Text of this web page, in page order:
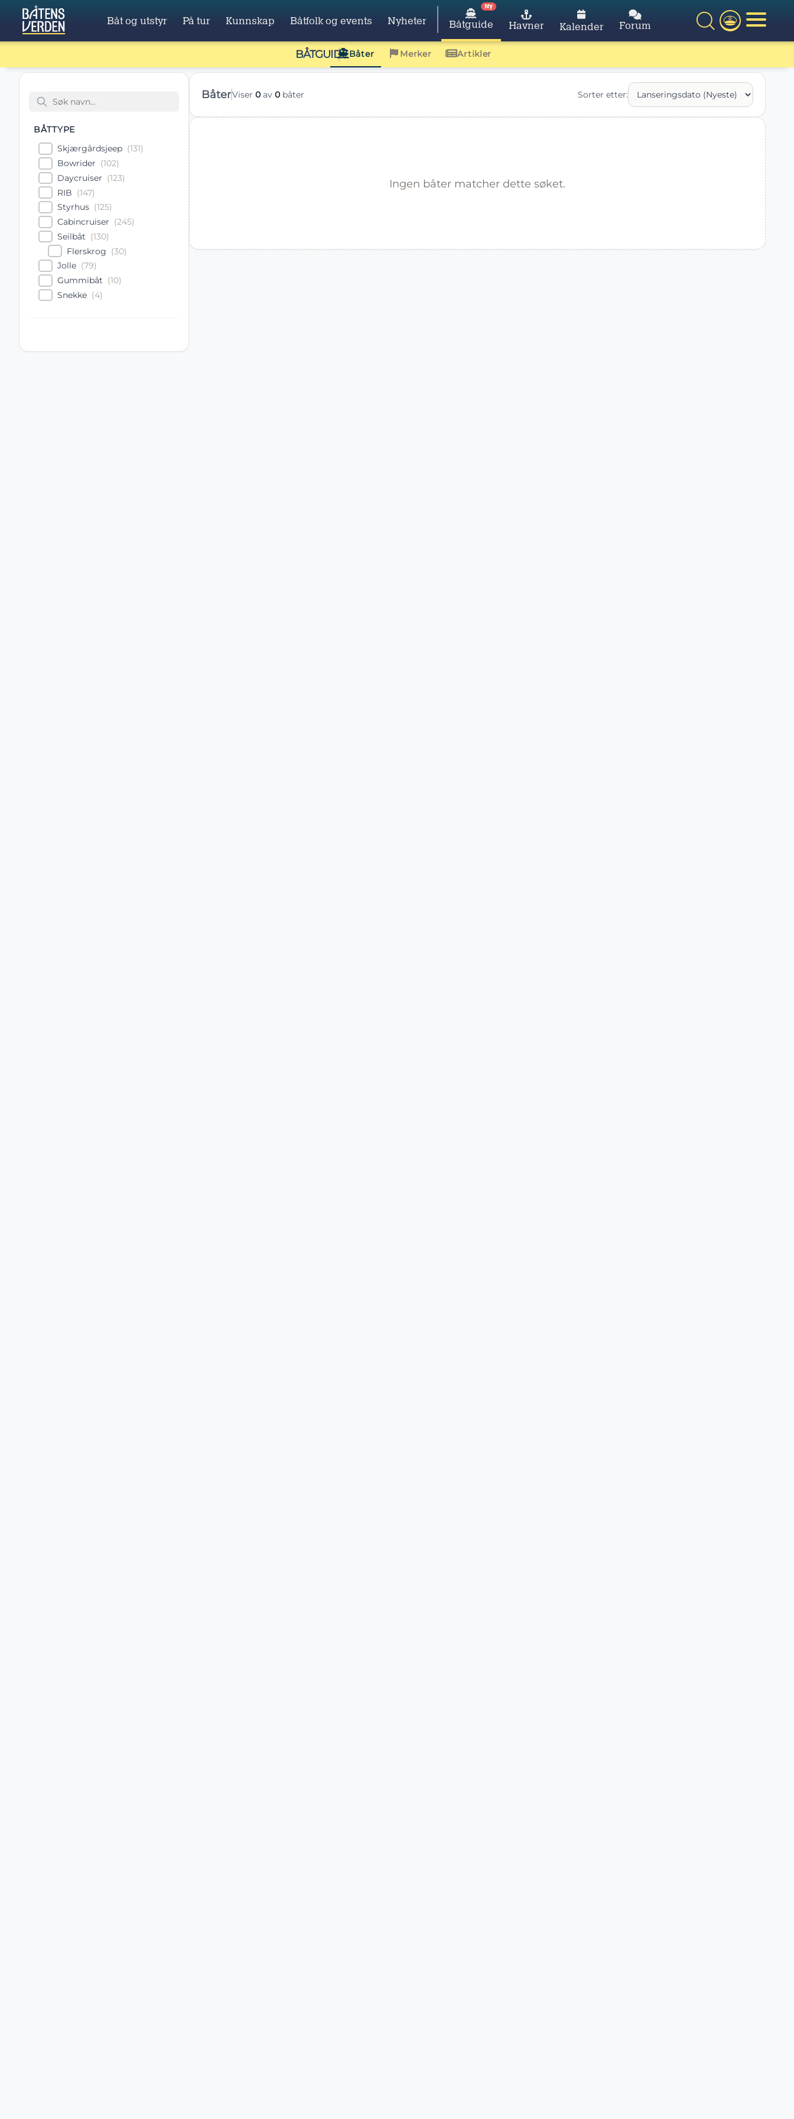
Båt og utstyr På tur Kunnskap Båtfolk og events Nyheter Båtguide
Ny
Havner Kalender Forum
BÅTGUIDEBåter Merker Artikler
BÅTTYPE
Skjærgårdsjeep (131)
Bowrider (102)
Daycruiser (123)
RIB (147)
Styrhus (125)
Cabincruiser (245)
Seilbåt (130)
Flerskrog (30)
Jolle (79)
Gummibåt (10)
Snekke (4)
båterViser 0 av 0 båter Sorter etter:
Ingen båter matcher dette søket.